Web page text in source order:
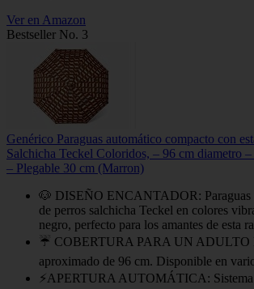
Ver en Amazon
Bestseller No. 3
Genérico Paraguas automático compacto con
Salchicha Teckel Coloridos, – 96 cm diametro
– Plegable 30 cm (Marron)
🐶 DISEÑO ENCANTADOR: Paraguas
de perros salchicha Teckel en colores
negro, perfecto para los amantes de esta
☔ COBERTURA PARA UN ADULTO
aproximado de 96 cm. Disponible en
⚡APERTURA AUTOMÁTICA: Sistema